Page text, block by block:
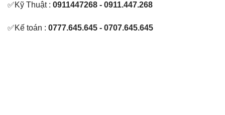
✅Kỹ Thuật : 0911447268 - 0911.447.268
✅Kế toán : 0777.645.645 - 0707.645.645